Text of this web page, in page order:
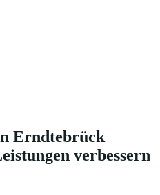
Erndtebrück
verbessern